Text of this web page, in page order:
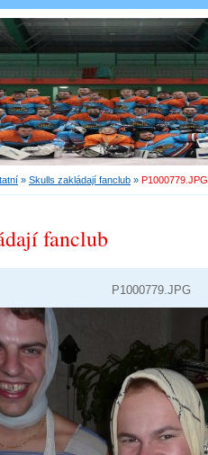
» Skulls zakládají fanclub » P1000779.JPG
fanclub
P1000779.JPG